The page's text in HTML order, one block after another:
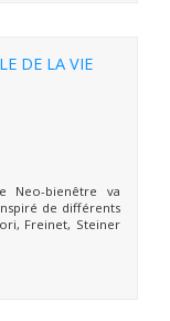
DE LA VIE
Neo-bienêtre va
de différents
Freinet, Steiner